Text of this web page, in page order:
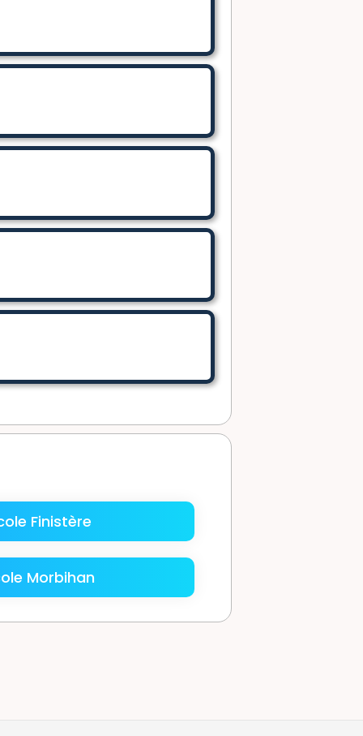
Finistère
Morbihan